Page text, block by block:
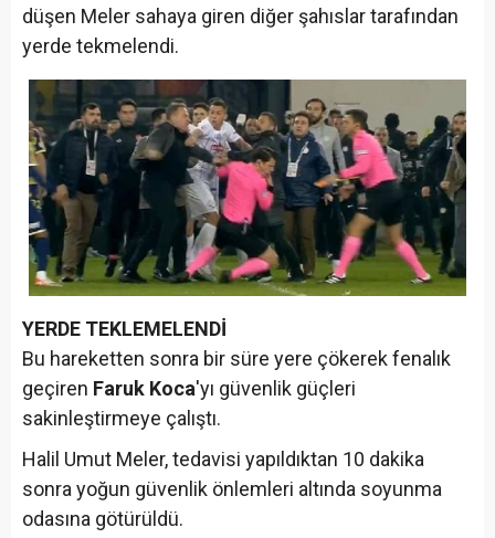
düşen Meler sahaya giren diğer şahıslar tarafından
yerde tekmelendi.
YERDE TEKLEMELENDİ
Bu hareketten sonra bir süre yere çökerek fenalık
geçiren Faruk Koca'yı güvenlik güçleri
sakinleştirmeye çalıştı.
Halil Umut Meler, tedavisi yapıldıktan 10 dakika
sonra yoğun güvenlik önlemleri altında soyunma
odasına götürüldü.